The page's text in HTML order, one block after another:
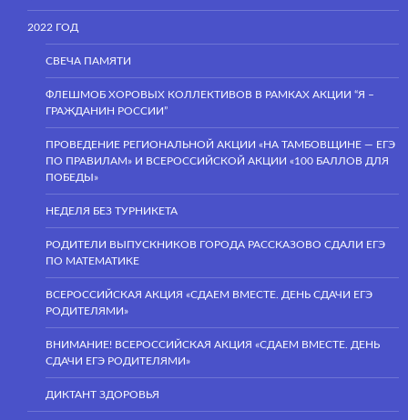
2022 ГОД
СВЕЧА ПАМЯТИ
ФЛЕШМОБ ХОРОВЫХ КОЛЛЕКТИВОВ В РАМКАХ АКЦИИ “Я –
ГРАЖДАНИН РОССИИ”
ПРОВЕДЕНИЕ РЕГИОНАЛЬНОЙ АКЦИИ «НА ТАМБОВЩИНЕ — ЕГЭ
ПО ПРАВИЛАМ» И ВСЕРОССИЙСКОЙ АКЦИИ «100 БАЛЛОВ ДЛЯ
ПОБЕДЫ»
НЕДЕЛЯ БЕЗ ТУРНИКЕТА
РОДИТЕЛИ ВЫПУСКНИКОВ ГОРОДА РАССКАЗОВО СДАЛИ ЕГЭ
ПО МАТЕМАТИКЕ
ВСЕРОССИЙСКАЯ АКЦИЯ «СДАЕМ ВМЕСТЕ. ДЕНЬ СДАЧИ ЕГЭ
РОДИТЕЛЯМИ»
ВНИМАНИЕ! ВСЕРОССИЙСКАЯ АКЦИЯ «СДАЕМ ВМЕСТЕ. ДЕНЬ
СДАЧИ ЕГЭ РОДИТЕЛЯМИ»
ДИКТАНТ ЗДОРОВЬЯ